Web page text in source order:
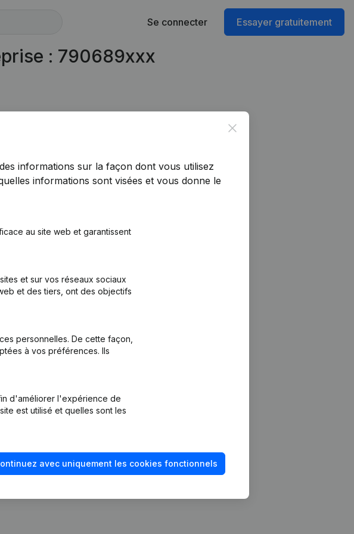
Se connecter Essayer gratuitement
: 790689xxx
Close
informations sur la façon dont vous utilisez
informations sont visées et vous donne le
au site web et garantissent
et sur vos réseaux sociaux
et des tiers, ont des objectifs
personnelles. De cette façon,
à vos préférences. Ils
d'améliorer l'expérience de
est utilisé et quelles sont les
avec uniquement les cookies fonctionnels
fraude
Consulter des comptes annuels
Vérification de la solvabilité